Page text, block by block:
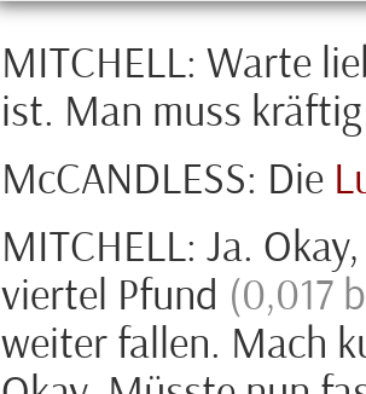
MITCHELL: Warte
ist. Man muss
McCANDLESS: Die
MITCHELL: Ja.
viertel Pfund (0,017
weiter fallen. Mach